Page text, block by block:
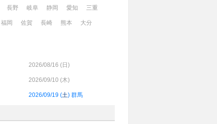
長野 岐阜 静岡 愛知 三重
福岡 佐賀 長崎 熊本 大分
2026/08/16 ( 日 )
2026/09/10 (木)
2026/09/19 (土) 群馬